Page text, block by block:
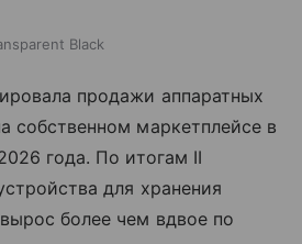
Black
продажи аппаратных
собственном маркетплейсе в
года. По итогам II
для хранения
более чем вдвое по